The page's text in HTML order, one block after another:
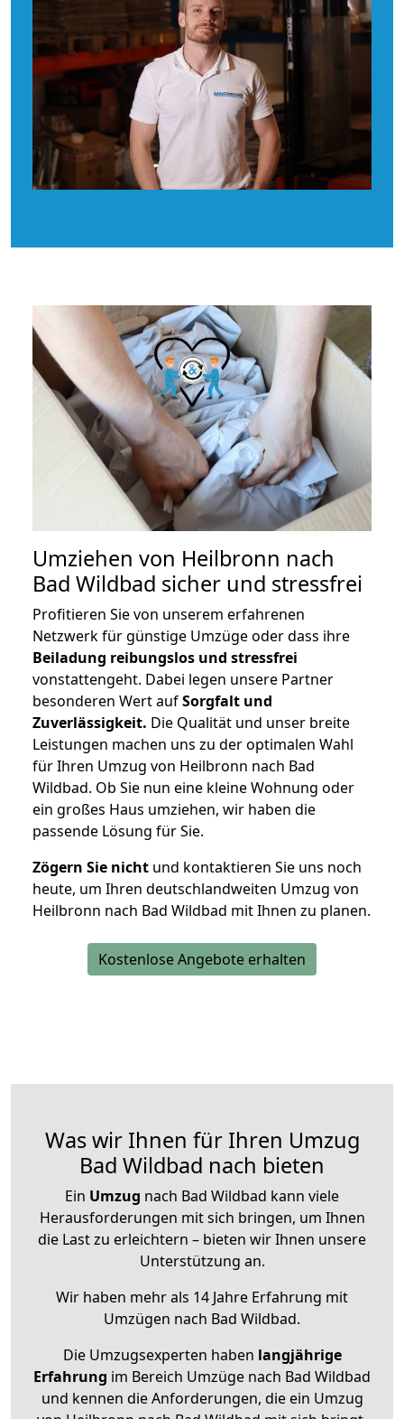
Umziehen von Heilbronn nach
Bad Wildbad sicher und stressfrei
Profitieren Sie von unserem erfahrenen
Netzwerk für günstige Umzüge oder dass ihre
Beiladung reibungslos und stressfrei
vonstattengeht. Dabei legen unsere Partner
besonderen Wert aufSorgfalt und
Zuverlässigkeit. Die Qualität und unser breite
Leistungen machen uns zu der optimalen Wahl
für Ihren Umzug von Heilbronn nach Bad
Wildbad. Ob Sie nun eine kleine Wohnung oder
ein großes Haus umziehen, wir haben die
passende Lösung für Sie.
Zögern Sie nicht und kontaktieren Sie uns noch
heute, um Ihren deutschlandweiten Umzug von
Heilbronn nach Bad Wildbad mit Ihnen zu planen.
Kostenlose Angebote erhalten
Was wir Ihnen für Ihren Umzug
Bad Wildbad nach bieten
Ein Umzug nach Bad Wildbad kann viele
Herausforderungen mit sich bringen, um Ihnen
die Last zu erleichtern – bieten wir Ihnen unsere
Unterstützung an.
Wir haben mehr als 14 Jahre Erfahrung mit
Umzügen nach Bad Wildbad.
Die Umzugsexperten haben langjährige
Erfahrung im Bereich Umzüge nach Bad Wildbad
und kennen die Anforderungen, die ein Umzug